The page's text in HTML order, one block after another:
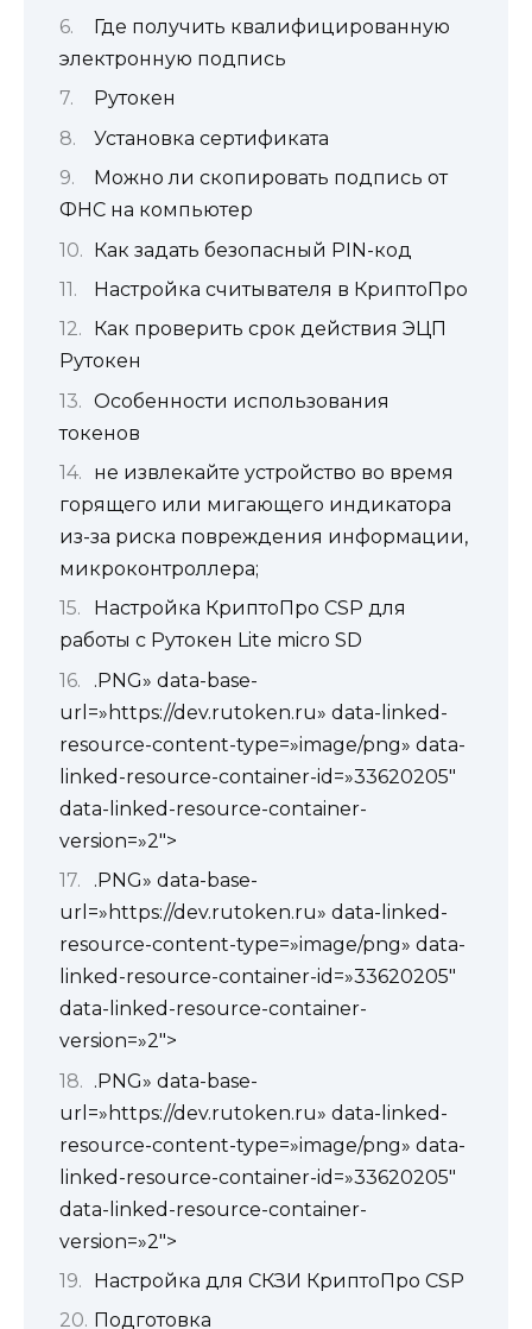
Где получить квалифицированную
электронную подпись
Рутокен
Установка сертификата
Можно ли скопировать подпись от
ФНС на компьютер
Как задать безопасный PIN-код
Настройка считывателя в КриптоПро
Как проверить срок действия ЭЦП
Рутокен
Особенности использования
токенов
не извлекайте устройство во время
горящего или мигающего индикатора
из-за риска повреждения информации,
микроконтроллера;
Настройка КриптоПро CSP для
работы с Рутокен Lite micro SD
.PNG» data-base-
url=»https://dev.rutoken.ru» data-linked-
resource-content-type=»image/png» data-
linked-resource-container-id=»33620205″
data-linked-resource-container-
version=»2″>
.PNG» data-base-
url=»https://dev.rutoken.ru» data-linked-
resource-content-type=»image/png» data-
linked-resource-container-id=»33620205″
data-linked-resource-container-
version=»2″>
.PNG» data-base-
url=»https://dev.rutoken.ru» data-linked-
resource-content-type=»image/png» data-
linked-resource-container-id=»33620205″
data-linked-resource-container-
version=»2″>
Настройка для СКЗИ КриптоПро CSP
Подготовка